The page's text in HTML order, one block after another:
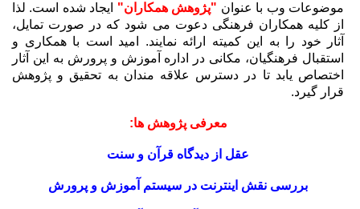
موضوعات وب با عنوان "پژوهش همکاران" ایجاد شده است. لذا
از کلیه همکاران فرهنگی دعوت می شود که در صورت تمایل،
آثار خود را به این کمیته ارائه نمایند. امید است با همکاری و
استقبال فرهنگیان، مکانی در اداره آموزش و پرورش به این آثار
اختصاص یابد تا در دسترس علاقه مندان به تحقیق و پژوهش
قرار گیرد.
معرفی پژوهش ها:
عقل از دیدگاه قرآن و سنت
بررسی نقش اینترنت در سیستم آموزش و پرورش